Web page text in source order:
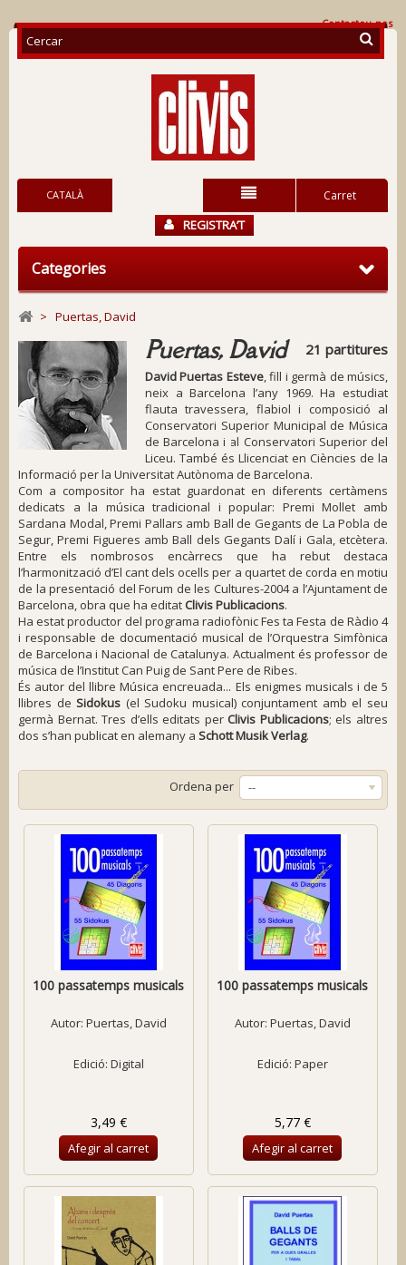
Contacteu-nos
Carret
CATALÀ
REGISTRA’T
Categories
> Puertas, David
Puertas, David 21 partitures
David Puertas Esteve, fill i germà de músics,
neix a Barcelona l’any 1969. Ha estudiat
flauta travessera, flabiol i composició al
Conservatori Superior Municipal de Música
de Barcelona i al Conservatori Superior del
Liceu. També és Llicenciat en Ciències de la
Informació per la Universitat Autònoma de Barcelona.
Com a compositor ha estat guardonat en diferents certàmens
dedicats a la música tradicional i popular: Premi Mollet amb
Sardana Modal, Premi Pallars amb Ball de Gegants de La Pobla de
Segur, Premi Figueres ambBall dels Gegants Dalí i Gala, etcètera.
Entre els nombrosos encàrrecs que ha rebut destaca
l’harmonització d’El cant dels ocells per a quartet de corda en motiu
de la presentació del Forum de les Cultures-2004 a l’Ajuntament de
Barcelona, obra que ha editat Clivis Publicacions.
Ha estat productor del programa radiofònicFes ta Festa de Ràdio 4
i responsable de documentació musical de l’Orquestra Simfònica
de Barcelona i Nacional de Catalunya. Actualment és professor de
música de l’Institut Can Puig de Sant Pere de Ribes.
És autor del llibreMúsica encreuada... Els enigmes musicals i de 5
llibres deSidokus (el Sudoku musical) conjuntament amb el seu
germà Bernat. Tres d’ells editats per Clivis Publicacions; els altres
dos s’han publicat en alemany a Schott Musik Verlag.
Ordena per --
100 passatemps musicals
Autor: Puertas, David
Edició: Digital
3,49 €
Afegir al carret
100 passatemps musicals
Autor: Puertas, David
Edició: Paper
5,77 €
Afegir al carret